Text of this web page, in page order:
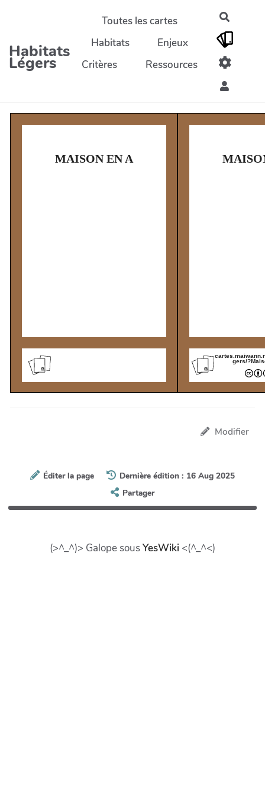
Aller au contenu principal
Habitats
Légers
Toutes les cartes
Habitats
Enjeux
Critères
Ressources
MAISON EN A
gers/
Modifier
Éditer la page
Dernière édition : 16 Aug 2025
Partager
(>^_^)> Galope sousYesWiki <(^_^<)